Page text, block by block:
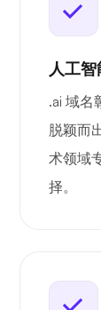
人工
.ai 域名
脱颖而
术领域
择。